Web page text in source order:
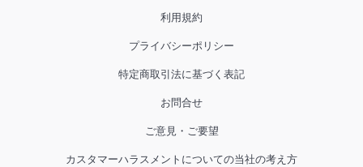
利用規約
プライバシーポリシー
特定商取引法に基づく表記
お問合せ
ご意見・ご要望
カスタマーハラスメントについての当社の考え方